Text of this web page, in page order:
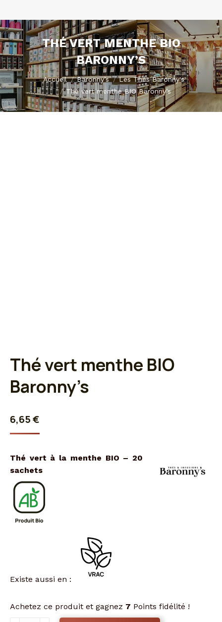
THÉ VERT MENTHE BIO
BARONNY’S
Vous êtes ici :
Accueil Baronny’s
Les Thés Baronny's
Thé vert menthe BIO Baronny’s
Thé vert menthe BIO
Baronny’s
6,65€
Thé vert à la menthe BIO – 20
sachets
Existe aussi en :
Achetez ce produit et gagnez 7 Points fidélité !